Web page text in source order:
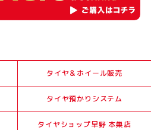
タイヤ＆ホイール販売
タイヤ預かりシステム
タイヤショップ早野 本巣店